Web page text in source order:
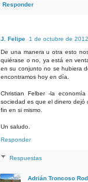
Responder
J. Felipe
1 de octubre de
De una manera u otra esto
quiérase o no, ya está en
en su conjunto no se hubiera
encontramos hoy en día.
Christian Felber -la
sociedad es que el dinero dejó
fin en si mismo.
Un saludo.
Responder
Respuestas
Adrián Troncoso